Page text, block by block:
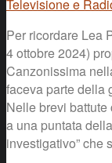
Televisione e
Per ricordare Lea
4 ottobre 2024)
Canzonissima
faceva parte della
Nelle brevi
a una puntata
investigativo” che